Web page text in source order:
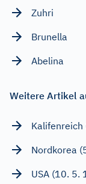
Zuhri
Brunella
Abelina
Weitere Artikel
Kalifenreich
Nordkorea
USA (10. 5.